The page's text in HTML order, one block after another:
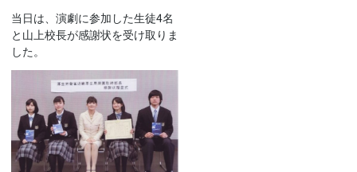
当日は、演劇に参加した生徒4名
と山上校長が感謝状を受け取りま
した。